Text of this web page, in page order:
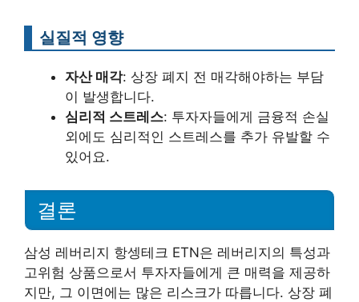
실질적 영향
자산 매각: 상장 폐지 전 매각해야하는 부담
이 발생합니다.
심리적 스트레스: 투자자들에게 금융적 손실
외에도 심리적인 스트레스를 추가 유발할 수
있어요.
결론
삼성 레버리지 항셍테크 ETN은 레버리지의 특성과
고위험 상품으로서 투자자들에게 큰 매력을 제공하
지만, 그 이면에는 많은 리스크가 따릅니다. 상장 폐